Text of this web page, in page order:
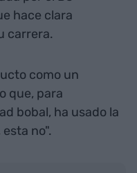
hace clara
carrera.
como un
que, para
bobal, ha usado la
no".